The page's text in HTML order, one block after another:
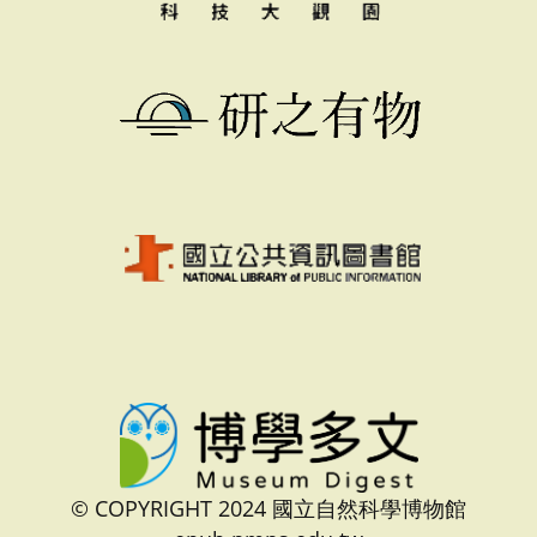
© COPYRIGHT 2024 國立自然科學博物館